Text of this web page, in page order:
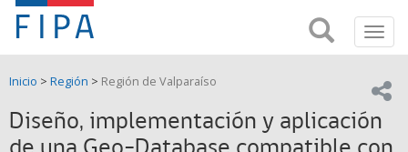
Fondo
de
Investigación
Pesquera
FIPA;
Fondo
Investigación
y
de
Inicio > Región > Región de Valparaíso
Diseño, implementación y aplicación